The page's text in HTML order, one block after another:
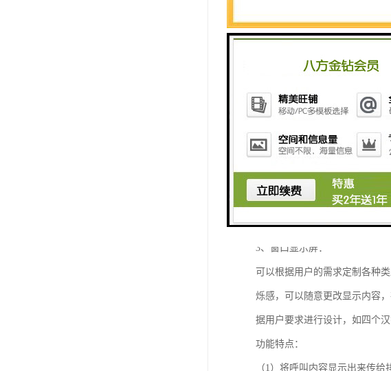
·可显示多项服务队列，并支持
·支持VIP客户优先排队。可根
·配置功放和音响系统，可提供
·可选无线网络模块，无需网络
2、操作键盘(呼叫器)
每个窗口配置一台，由该柜台
配备了微型麦克和扬声器，如
3、窗口显示屏：
可以根据用户的需求定制各种
烁感，可以随意更改显示内容
据用户要求进行设计，如四个
功能特点：
（1）将呼叫内容显示出来传